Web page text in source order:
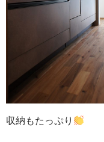
収納もたっぷり